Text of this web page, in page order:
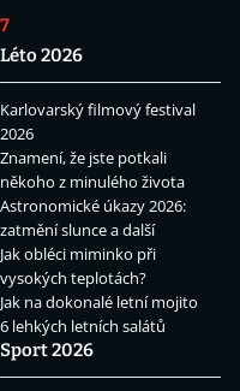
Léto 2026
Karlovarský filmový festival
2026
Znamení, že jste potkali
někoho z minulého života
Astronomické úkazy 2026:
zatmění slunce a další
Jak obléci miminko při
vysokých teplotách?
Jak na dokonalé letní mojito
6 lehkých letních salátů
Sport 2026